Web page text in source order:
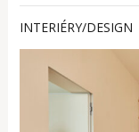
INTERIÉRY/DESIGN